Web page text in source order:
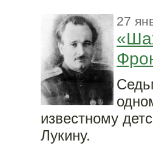
27
известному
Лукину.